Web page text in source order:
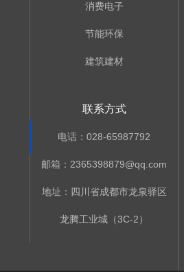
消费电子
节能环保
建筑建材
联系方式
电话：028-65987792
邮箱：2365398879@qq.com
地址：四川省成都市龙泉驿区
龙腾工业城（3C-2）